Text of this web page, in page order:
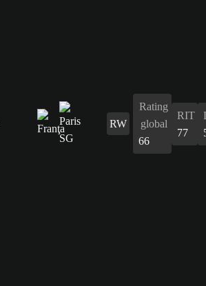
RW
Rating
global
66
RIT
77